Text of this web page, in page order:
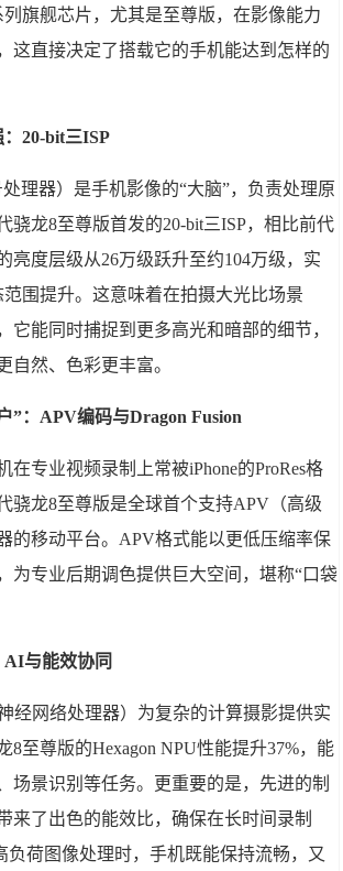
列旗舰芯片，尤其是至尊版，在影像能力
这直接决定了搭载它的手机能达到怎样的
：20-bit三ISP
理器）是手机影像的“大脑”，负责处理原
骁龙8至尊版首发的20-bit三ISP，相比前代
亮度层级从26万级跃升至约104万级，实
围提升。这意味着在拍摄大光比场景
它能同时捕捉到更多高光和暗部的细节，
自然、色彩更丰富。
”：APV编码与Dragon Fusion
在专业视频录制上常被iPhone的ProRes格
骁龙8至尊版是全球首个支持APV（高级
的移动平台。APV格式能以更低压缩率保
为专业后期调色提供巨大空间，堪称“口袋
与能效协同
经网络处理器）为复杂的计算摄影提供实
8至尊版的Hexagon NPU性能提升37%，能
场景识别等任务。更重要的是，先进的制
来了出色的能效比，确保在长时间录制
负荷图像处理时，手机既能保持流畅，又